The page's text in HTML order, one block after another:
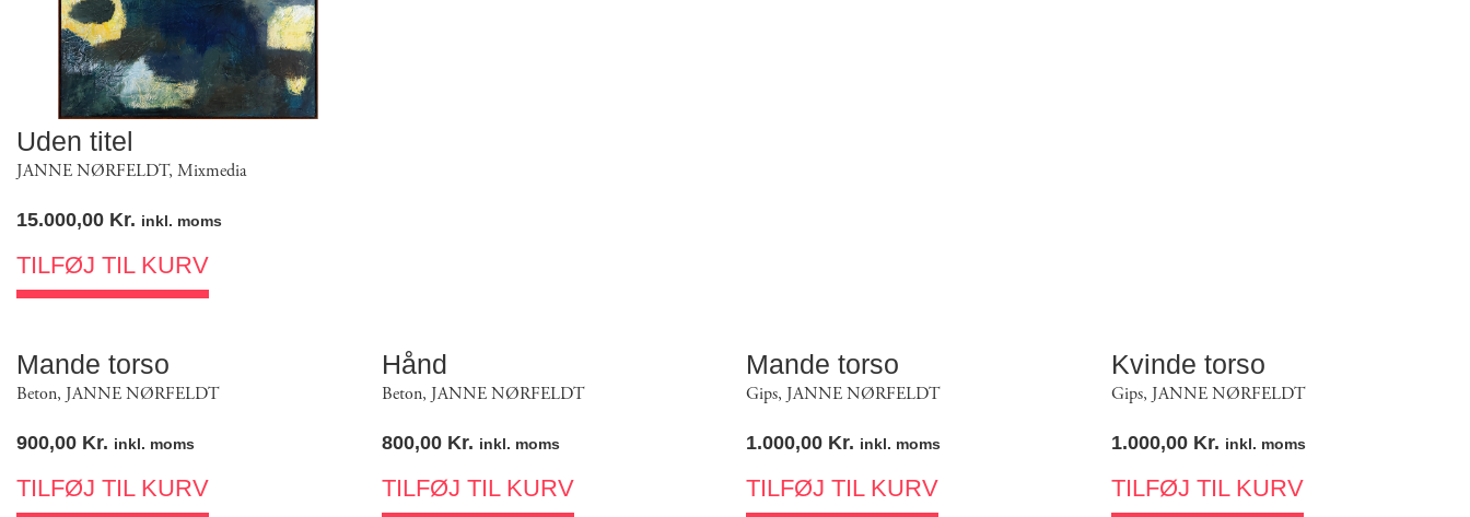
Uden titel
JANNE NØRFELDT, Mixmedia
15.000,00 Kr. inkl. moms
TILFØJ TIL KURV
Mande torso
Beton, JANNE NØRFELDT
900,00 Kr. inkl. moms
TILFØJ TIL KURV
Hånd
Beton, JANNE NØRFELDT
800,00 Kr. inkl. moms
TILFØJ TIL KURV
Mande torso
Gips, JANNE NØRFELDT
1.000,00 Kr. inkl. moms
TILFØJ TIL KURV
Kvinde torso
Gips, JANNE NØRFELDT
1.000,00 Kr. inkl. moms
TILFØJ TIL KURV